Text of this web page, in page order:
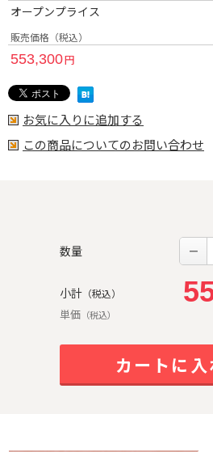
オープンプライス
販売価格（税込）
553,300円
お気に入りに追加する
この商品についてのお問い合わせ
数量 －
小計 （税込）
単価 （税込）
カートに入